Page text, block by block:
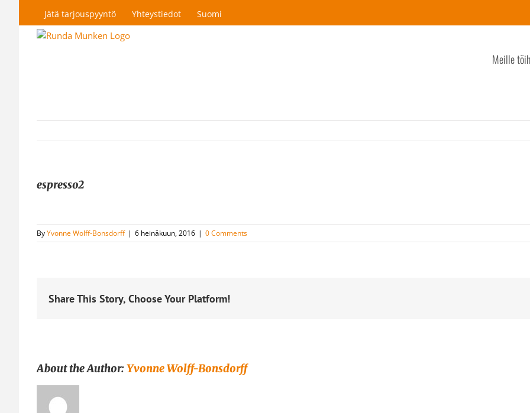
Jätä tarjouspyyntö Yhteystiedot Suomi
Meille
espresso2
ByYvonne Wolff-Bonsdorff | 6 heinäkuun, 2016 | 0 Comments
Share This Story, Choose Your Platform!
About the Author:Yvonne Wolff-Bonsdorff